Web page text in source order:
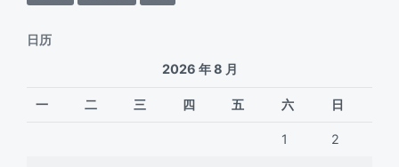
日历
2026 年 8 月
一 二 三 四 五 六 日
1 2